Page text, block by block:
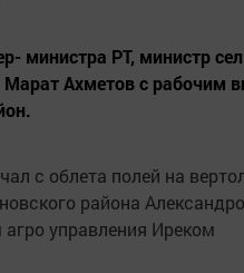
министра РТ, министр
Марат Ахметов с рабочим
с облета полей на
района
управления Иреком